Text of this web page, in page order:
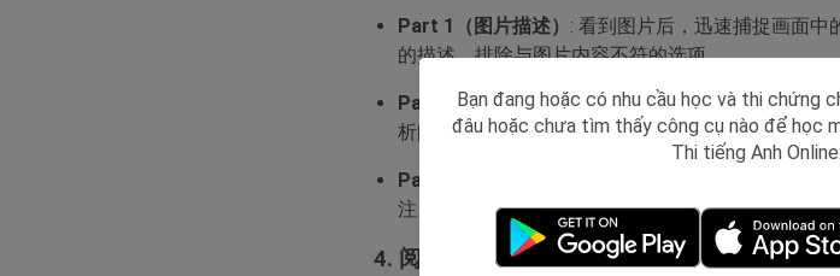
Part 1（图片描述） : 看到图片后，迅速捕捉画面
的描述，排除与图片内容不符的选项。
Part 2（问答）: 在听问题时，重点抓住问题中的
析问题的含义，直接选择与你听到的内容相关的答
Part 3和Part 4（对话和短文）
: 在音频播放前，
注。注意听取重要信息，如日期、时间、地点和人
4. 阅读部分的应试策略
Bạn đang hoặc có nhu cầu học và thi chứng
đâu hoặc chưa tìm thấy công cụ nào để học
Thi tiếng Anh Online: